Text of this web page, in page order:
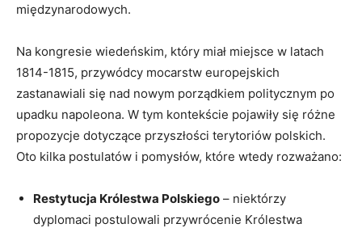
międzynarodowych.
Na kongresie wiedeńskim, który miał miejsce w latach
1814-1815, przywódcy mocarstw europejskich
zastanawiali się nad nowym porządkiem politycznym po
upadku napoleona. W tym kontekście pojawiły się różne
propozycje dotyczące przyszłości terytoriów polskich.
Oto kilka postulatów i pomysłów, które wtedy rozważano:
Restytucja Królestwa Polskiego – niektórzy
dyplomaci postulowali przywrócenie Królestwa